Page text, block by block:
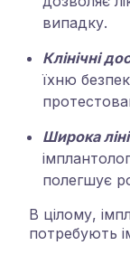
випадку.
Клінічні
їхню
Широка
полегшує
В цілому,
потребують